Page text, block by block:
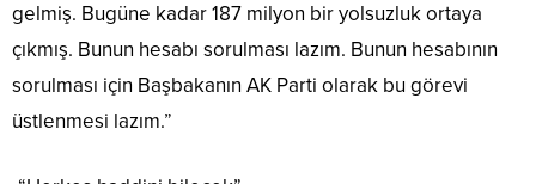
gelmiş. Bugüne kadar 187 milyon bir yolsuzluk ortaya
çıkmış. Bunun hesabı sorulması lazım. Bunun hesabının
sorulması için Başbakanın AK Parti olarak bu görevi
üstlenmesi lazım.”